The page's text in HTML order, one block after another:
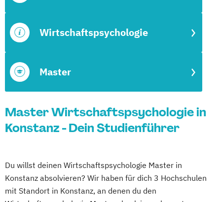
Master
Wirtschaftspsychologie
Master Wirtschaftspsychologie in
Konstanz - Dein Studienführer
Du willst deinen Wirtschaftspsychologie Master in
Konstanz absolvieren? Wir haben für dich 3 Hochschulen
mit Standort in Konstanz, an denen du den